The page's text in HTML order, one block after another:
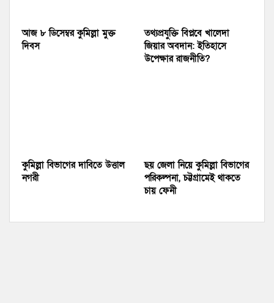
আজ ৮ ডিসেম্বর কুমিল্লা মুক্ত
দিবস
তথ্যপ্রযুক্তি বিপ্লবে খালেদা
জিয়ার অবদান: ইতিহাসে
উপেক্ষার রাজনীতি?
কুমিল্লা বিভাগের দাবিতে উত্তাল
নগরী
ছয় জেলা নিয়ে কুমিল্লা বিভাগের
পরিকল্পনা, চট্টগ্রামেই থাকতে
চায় ফেনী